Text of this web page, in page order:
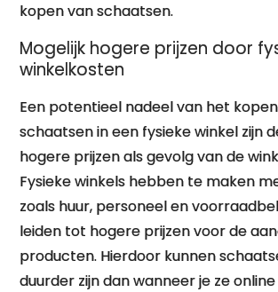
kopen van schaatsen.
Mogelijk hogere prijzen door
winkelkosten
Een potentieel nadeel van het
schaatsen in een fysieke winkel zijn
hogere prijzen als gevolg van de
Fysieke winkels hebben te maken
zoals huur, personeel en
leiden tot hogere prijzen voor de
producten. Hierdoor kunnen
duurder zijn dan wanneer je ze